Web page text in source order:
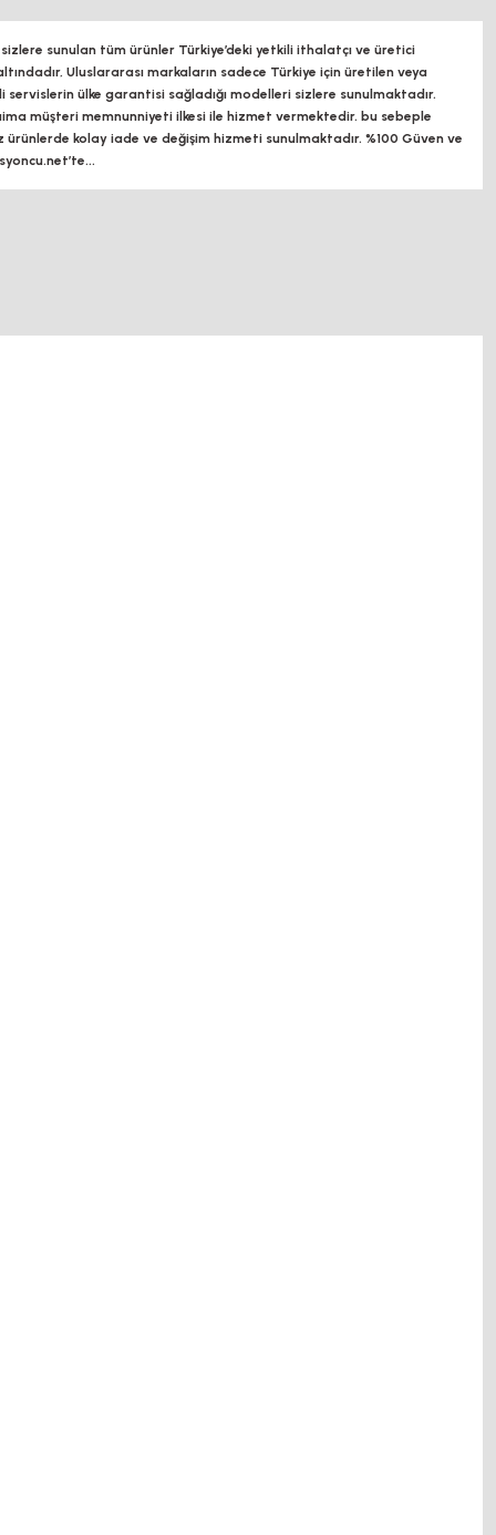
sunulan tüm ürünler Türkiye’deki yetkili ithalatçı ve üretici
Uluslararası markaların sadece Türkiye için üretilen veya
ülke garantisi sağladığı modelleri sizlere sunulmaktadır.
müşteri memnunniyeti ilkesi ile hizmet vermektedir. bu sebeple
ürünlerde kolay iade ve değişim hizmeti sunulmaktadır. %100 Güven ve